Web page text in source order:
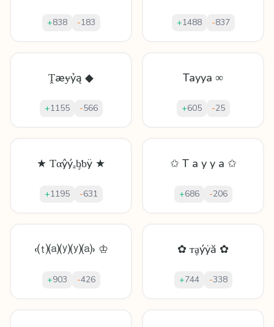
+838 -183 +1488 -837
Ṱæɏỷą ◆
+1155 -566
Tayya ∞
+605 -25
★ Ƭαŷýₐᶀƅÿ ★
+1195 -631
✩ T a y y a ✩
+686 -206
‹⒯⒜⒴⒴⒜› ♔
+903 -426
✿ ᴛḁýẏă ✿
+744 -338